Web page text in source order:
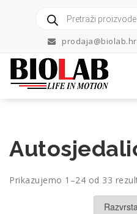
search
prodaja@biolab.hr
Prikazujemo 1–24 od 33